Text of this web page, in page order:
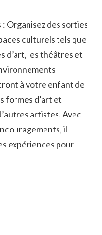
Organisez des ⁢sorties
culturels tels que
d’art,⁣ les théâtres ⁤et
⁢à votre enfant de
formes ‌d’art et
artistes.⁣ Avec​
il
expériences ‍pour